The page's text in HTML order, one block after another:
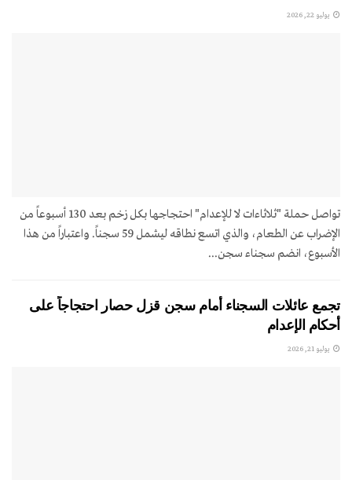
يوليو 22, 2026
تواصل حملة "ثلاثاءات لا للإعدام" احتجاجها بكل زخم بعد 130 أسبوعاً من
الإضراب عن الطعام، والذي اتسع نطاقه ليشمل 59 سجناً. واعتباراً من هذا
الأسبوع، انضم سجناء سجن...
تجمع عائلات السجناء أمام سجن قزل حصار احتجاجاً على
أحكام الإعدام
يوليو 21, 2026